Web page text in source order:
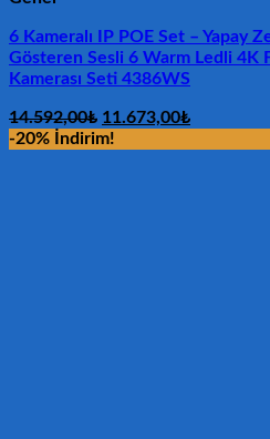
6 Kameralı IP POE Set – Yapay
Gösteren Sesli 6 Warm Ledli 4K
Kamerası Seti 4386WS
14.592,00₺ Orijinal
fiyat:
11.673,00₺Şu
-20% İndirim!